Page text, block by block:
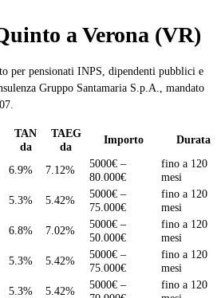
a Verona (VR)
per pensionati INPS, dipendenti pubblici e
Gruppo Santamaria S.p.A., mandato
TAN
da
TAEG
da
Importo Durata
6.9% 7.12%
5000€ –
80.000€
fino a 120
mesi
5.3% 5.42%
5000€ –
75.000€
fino a 120
mesi
6.8% 7.02%
5000€ –
50.000€
fino a 120
mesi
5.3% 5.42%
5000€ –
75.000€
fino a 120
mesi
5.3% 5.42%
5000€ –
fino a 120